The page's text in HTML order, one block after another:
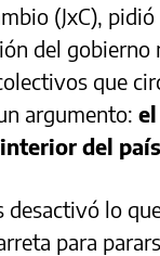
(JxC),
del
que
argumento:
del país
lo
para